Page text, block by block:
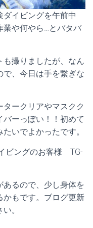
イビングを午前中
業や何やら…とバタバ
も撮りましたが、なん
、今日は手を繋ぎな
ークリアやマスクク
バーっぽい！！初めて
いでよかったです。
ビングのお客様 TG-
るので、少し身体を
かもです。ブログ更新
。